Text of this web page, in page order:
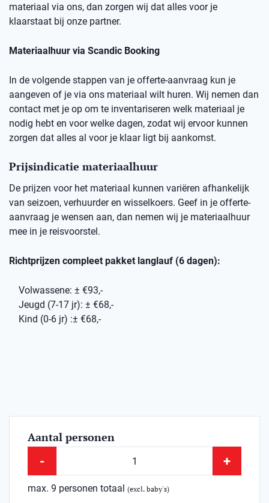
materiaal via ons, dan zorgen wij dat alles voor je
klaarstaat bij onze partner.
Materiaalhuur via Scandic Booking
In de volgende stappen van je offerte-aanvraag kun je
aangeven of je via ons materiaal wilt huren. Wij nemen dan
contact met je op om te inventariseren welk materiaal je
nodig hebt en voor welke dagen, zodat wij ervoor kunnen
zorgen dat alles al voor je klaar ligt bij aankomst.
Prijsindicatie materiaalhuur
De prijzen voor het materiaal kunnen variëren afhankelijk
van seizoen, verhuurder en wisselkoers. Geef in je offerte-
aanvraag je wensen aan, dan nemen wij je materiaalhuur
mee in je reisvoorstel.
Richtprijzen compleet pakket langlauf (6 dagen):
Volwassene: ± €93,-
Jeugd (7-17 jr): ± €68,-
Kind (0-6 jr) :± €68,-
Aantal personen
- +
max. 9 personen totaal (excl. baby's)